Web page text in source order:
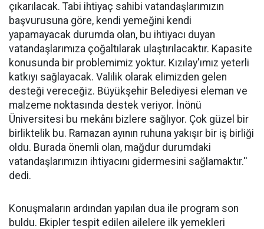
çıkarılacak. Tabi ihtiyaç sahibi vatandaşlarımızın
başvurusuna göre, kendi yemeğini kendi
yapamayacak durumda olan, bu ihtiyacı duyan
vatandaşlarımıza çoğaltılarak ulaştırılacaktır. Kapasite
konusunda bir problemimiz yoktur. Kızılay'ımız yeterli
katkıyı sağlayacak. Valilik olarak elimizden gelen
desteği vereceğiz. Büyükşehir Belediyesi eleman ve
malzeme noktasında destek veriyor. İnönü
Üniversitesi bu mekânı bizlere sağlıyor. Çok güzel bir
birliktelik bu. Ramazan ayının ruhuna yakışır bir iş birliği
oldu. Burada önemli olan, mağdur durumdaki
vatandaşlarımızın ihtiyacını gidermesini sağlamaktır.''
dedi.
Konuşmaların ardından yapılan dua ile program son
buldu. Ekipler tespit edilen ailelere ilk yemekleri